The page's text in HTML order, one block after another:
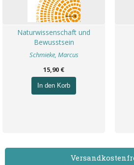
Naturwissenschaft und
Bewusstsein
Schmieke, Marcus
15,90 €
In den Korb